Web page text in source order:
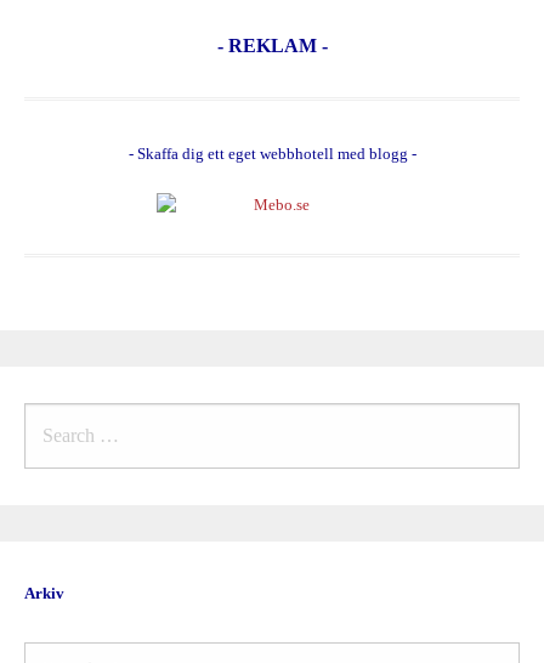
- REKLAM -
- Skaffa dig ett eget webbhotell med blogg -
Arkiv